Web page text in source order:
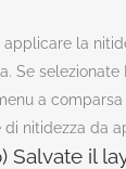
applicare la
Se selezionate
a
nitidezza da
Salvate il